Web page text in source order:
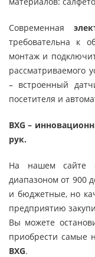
Современная
требовательна к
монтаж и
рассматриваемого
– встроенный
посетителя и
BXG –
рук.
На нашем сайте
диапазоном от 900
и бюджетные, но
предприятию
Вы можете
приобрести самые
BXG.